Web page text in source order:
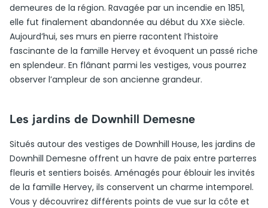
demeures de la région. Ravagée par un incendie en 1851,
elle fut finalement abandonnée au début du XXe siècle.
Aujourd’hui, ses murs en pierre racontent l’histoire
fascinante de la famille Hervey et évoquent un passé riche
en splendeur. En flânant parmi les vestiges, vous pourrez
observer l’ampleur de son ancienne grandeur.
Les jardins de Downhill Demesne
Situés autour des vestiges de Downhill House, les jardins de
Downhill Demesne offrent un havre de paix entre parterres
fleuris et sentiers boisés. Aménagés pour éblouir les invités
de la famille Hervey, ils conservent un charme intemporel.
Vous y découvrirez différents points de vue sur la côte et